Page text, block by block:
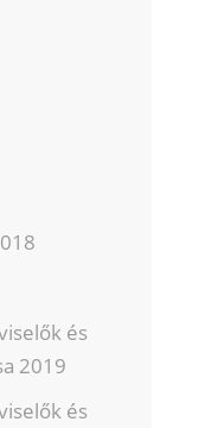
és
2019
és